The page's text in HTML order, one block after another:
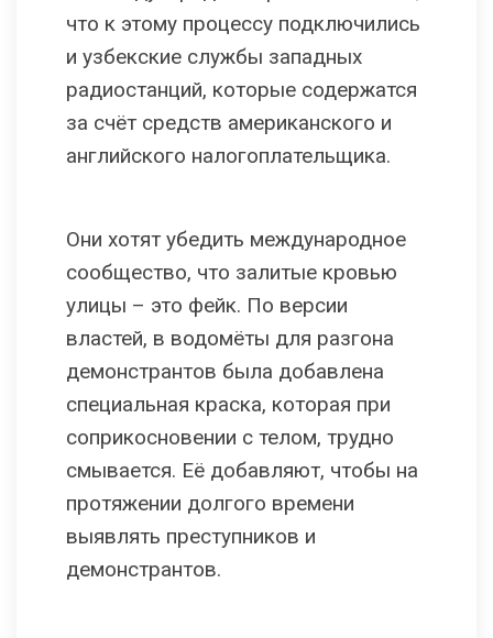
что к этому процессу подключились
и узбекские службы западных
радиостанций, которые содержатся
за счёт средств американского и
английского налогоплательщика.
Они хотят убедить международное
сообщество, что залитые кровью
улицы – это фейк. По версии
властей, в водомёты для разгона
демонстрантов была добавлена
специальная краска, которая при
соприкосновении с телом, трудно
смывается. Её добавляют, чтобы на
протяжении долгого времени
выявлять преступников и
демонстрантов.